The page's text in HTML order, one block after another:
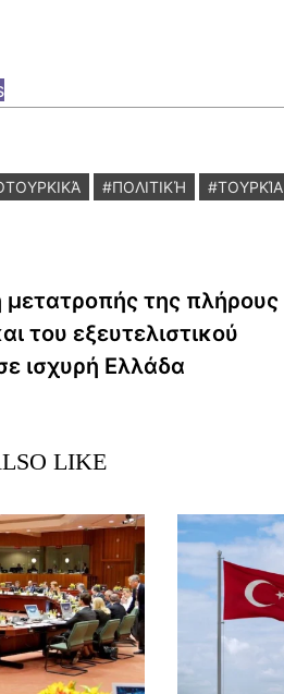
#ΠΟΛΙΤΙΚΉ #ΤΟΥΡΚΊΑ
της πλήρους
του εξευτελιστικού
ισχυρή Ελλάδα
LIKE